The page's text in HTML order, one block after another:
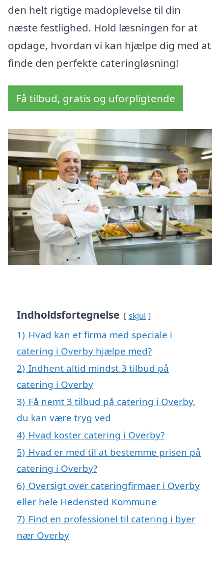
den helt rigtige madoplevelse til din
næste festlighed. Hold læsningen for at
opdage, hvordan vi kan hjælpe dig med at
finde den perfekte cateringløsning!
Få tilbud, gratis og uforpligtende
Indholdsfortegnelse skjul
1) Hvad kan et firma med speciale i
catering i Overby hjælpe med?
2) Indhent altid mindst 3 tilbud på
catering i Overby
3) Få nemt 3 tilbud på catering i Overby,
du kan være tryg ved
4) Hvad koster catering i Overby?
5) Hvad er med til at bestemme prisen på
catering i Overby?
6) Oversigt over cateringfirmaer i Overby
eller hele Hedensted Kommune
7) Find en professionel til catering i byer
nær Overby